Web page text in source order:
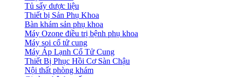
Tủ sấy dược liệu
Thiết bị Sản Phụ Khoa
Bàn khám sản phụ khoa
Máy Ozone điều trị bệnh phụ khoa
Máy soi cổ tử cung
Máy Áp Lạnh Cổ Tử Cung
Thiết Bị Phục Hồi Cơ Sàn Chậu
Nội thất phòng khám